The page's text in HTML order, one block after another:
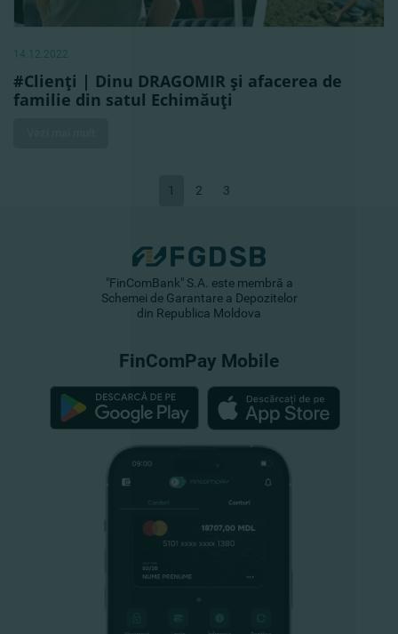
14.12.2022
#Clienţi | Dinu DRAGOMIR şi afacerea de
familie din satul Echimăuţi
1 2 3
"FinComBank" S.A. este membră a
Schemei de Garantare a Depozitelor
din Republica Moldova
FinComPay Mobile